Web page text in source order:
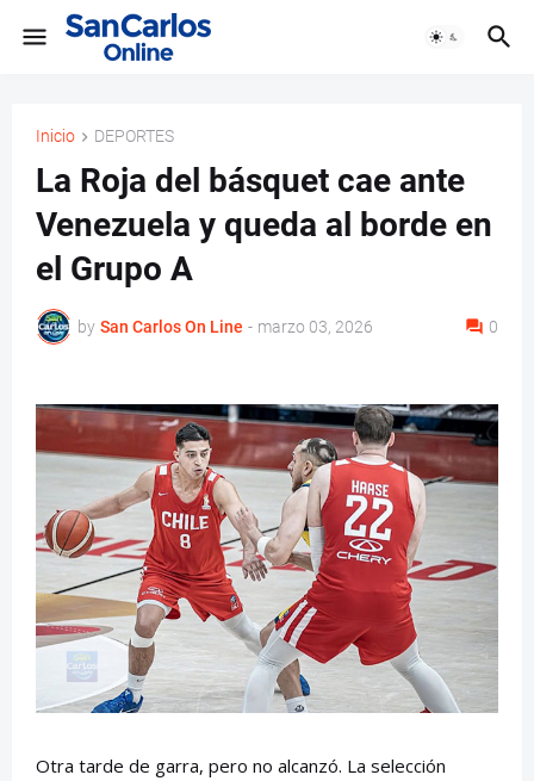
Inicio DEPORTES
La Roja del básquet cae ante
Venezuela y queda al borde en
el Grupo A
by San Carlos On Line - marzo 03, 2026 0
Otra tarde de garra, pero no alcanzó. La selección